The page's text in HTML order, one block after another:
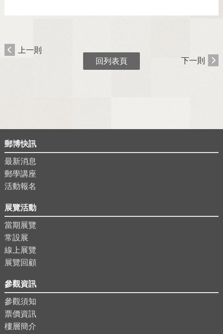
上一則
回列表頁
下一則
郵博快訊
最新消息
郵學講座
活動報名
展覽活動
當期展覽
常設展
線上展覽
展覽回顧
參觀資訊
參觀須知
票價資訊
樓層簡介